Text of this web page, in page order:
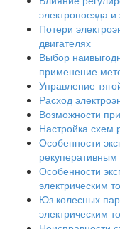
электропоезда и
Потери
двигателях
Выбор
применение
Управление
Расход
Возможности
Настройка схем
Особенности
Особенности
электрическим
Юз колесных пар
электрическим